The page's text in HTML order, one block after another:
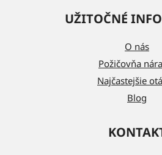
UŽITOČNÉ
O nás
Požičovňa
Najčastejšie
Blog